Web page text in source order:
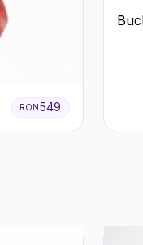
RON549